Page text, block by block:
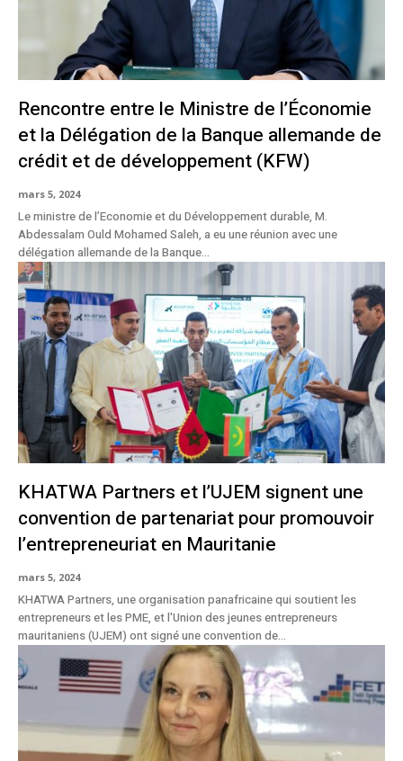
Rencontre entre le Ministre de l’Économie
et la Délégation de la Banque allemande de
crédit et de développement (KFW)
mars 5, 2024
Le ministre de l’Economie et du Développement durable, M.
Abdessalam Ould Mohamed Saleh, a eu une réunion avec une
délégation allemande de la Banque...
KHATWA Partners et l’UJEM signent une
convention de partenariat pour promouvoir
l’entrepreneuriat en Mauritanie
mars 5, 2024
KHATWA Partners, une organisation panafricaine qui soutient les
entrepreneurs et les PME, et l'Union des jeunes entrepreneurs
mauritaniens (UJEM) ont signé une convention de...